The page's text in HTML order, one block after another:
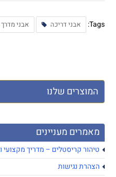
מאמרים מעניינים
טיהור קריסטלים – מדריך מקצועי
הצהרת נגישות
Tags: אבני דריכה אבני מדרך